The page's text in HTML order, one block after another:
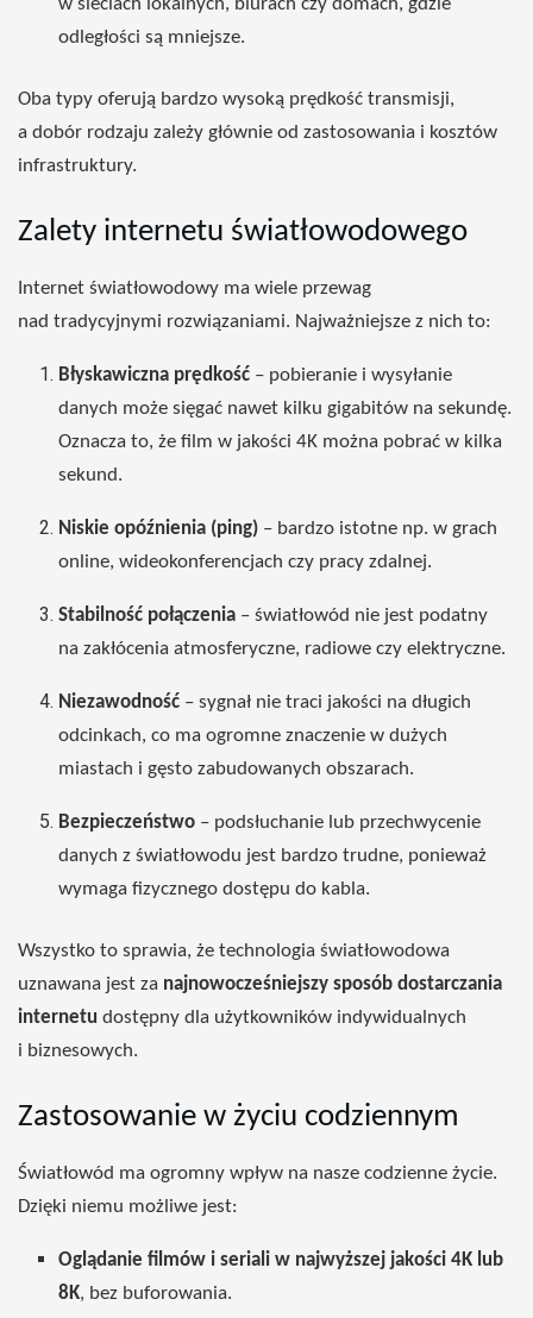
odległości są mniejsze.
Oba typy oferują bardzo wysoką prędkość transmisji,
a dobór rodzaju zależy głównie od zastosowania i kosztów
infrastruktury.
Zalety internetu światłowodowego
Internet światłowodowy ma wiele przewag
nad tradycyjnymi rozwiązaniami. Najważniejsze z nich to:
Błyskawiczna prędkość – pobieranie i wysyłanie
danych może sięgać nawet kilku gigabitów na sekundę.
Oznacza to, że film w jakości 4K można pobrać w kilka
sekund.
Niskie opóźnienia (ping) – bardzo istotne np. w grach
online, wideokonferencjach czy pracy zdalnej.
Stabilność połączenia – światłowód nie jest podatny
na zakłócenia atmosferyczne, radiowe czy elektryczne.
Niezawodność – sygnał nie traci jakości na długich
odcinkach, co ma ogromne znaczenie w dużych
miastach i gęsto zabudowanych obszarach.
Bezpieczeństwo – podsłuchanie lub przechwycenie
danych z światłowodu jest bardzo trudne, ponieważ
wymaga fizycznego dostępu do kabla.
Wszystko to sprawia, że technologia światłowodowa
uznawana jest za najnowocześniejszy sposób dostarczania
internetu dostępny dla użytkowników indywidualnych
i biznesowych.
Zastosowanie w życiu codziennym
Światłowód ma ogromny wpływ na nasze codzienne życie.
Dzięki niemu możliwe jest:
Oglądanie filmów i seriali w najwyższej jakości 4K lub
8K, bez buforowania.